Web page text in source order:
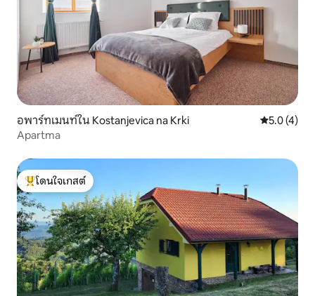
อพาร์ทเมนท์ใน Kostanjevica na Krki คะแนนเฉลี่
5.0 (4)
Apartma
โดนใจเกสต์ที่สุด
โดนใจเกสต์